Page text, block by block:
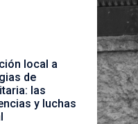
local a
de
las
y luchas